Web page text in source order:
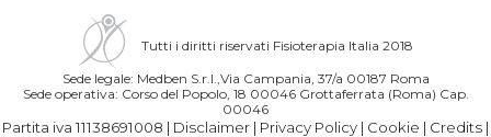
Tutti i diritti riservati Fisioterapia Italia 2018
Sede legale: Medben S.r.l.,Via Campania, 37/a 00187 Roma
Sede operativa: Corso del Popolo, 18 00046 Grottaferrata (Roma) Cap.
00046
Partita iva 11138691008 | Disclaimer | Privacy Policy | Cookie | Credits |